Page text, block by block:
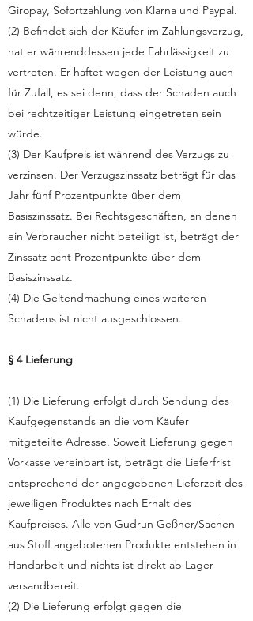
Giropay, Sofortzahlung von Klarna und Paypal.
(2) Befindet sich der Käufer im Zahlungsverzug,
hat er währenddessen jede Fahrlässigkeit zu
vertreten. Er haftet wegen der Leistung auch
für Zufall, es sei denn, dass der Schaden auch
bei rechtzeitiger Leistung eingetreten sein
würde.
(3) Der Kaufpreis ist während des Verzugs zu
verzinsen. Der Verzugszinssatz beträgt für das
Jahr fünf Prozentpunkte über dem
Basiszinssatz. Bei Rechtsgeschäften, an denen
ein Verbraucher nicht beteiligt ist, beträgt der
Zinssatz acht Prozentpunkte über dem
Basiszinssatz.
(4) Die Geltendmachung eines weiteren
Schadens ist nicht ausgeschlossen.
§ 4 Lieferung
(1) Die Lieferung erfolgt durch Sendung des
Kaufgegenstands an die vom Käufer
mitgeteilte Adresse. Soweit Lieferung gegen
Vorkasse vereinbart ist, beträgt die Lieferfrist
entsprechend der angegebenen Lieferzeit des
jeweiligen Produktes nach Erhalt des
Kaufpreises. Alle von Gudrun Geßner/Sachen
aus Stoff angebotenen Produkte entstehen in
Handarbeit und nichts ist direkt ab Lager
versandbereit.
(2) Die Lieferung erfolgt gegen die